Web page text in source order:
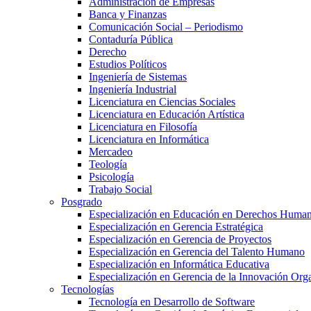
Banca y Finanzas
Comunicación Social – Periodismo
Contaduría Pública
Derecho
Estudios Políticos
Ingeniería de Sistemas
Ingeniería Industrial
Licenciatura en Ciencias Sociales
Licenciatura en Educación Artística
Licenciatura en Filosofía
Licenciatura en Informática
Mercadeo
Teología
Psicología
Trabajo Social
Posgrado
Especialización en Educación en Derechos
Especialización en Gerencia Estratégica
Especialización en Gerencia de Proyectos
Especialización en Gerencia del Talento Humano
Especialización en Informática Educativa
Especialización en Gerencia de la Innovación
Tecnologías
Tecnología en Desarrollo de Software